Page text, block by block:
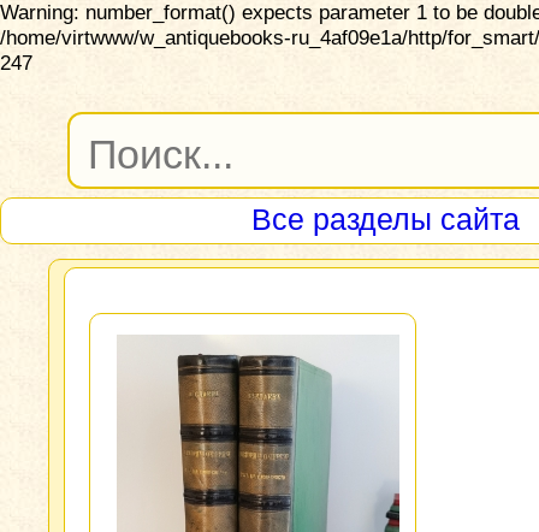
Warning: number_format() expects parameter 1 to be
/home/virtwww/w_antiquebooks-ru_4af09e1a/http/
247
Все разделы сайта